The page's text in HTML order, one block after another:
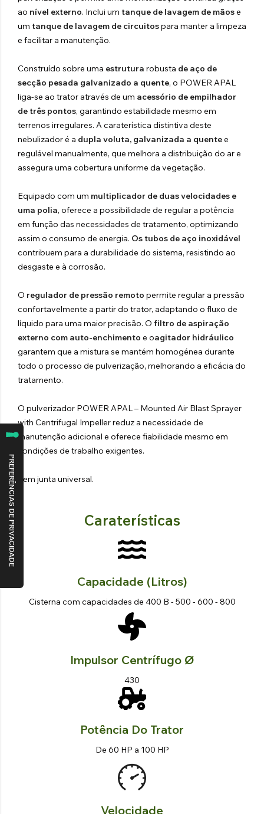
ao nível externo. Inclui um tanque de lavagem de mãose
um tanque de lavagem de circuitospara manter a limpeza
e facilitar a manutenção.
Construído sobre uma estrutura robusta de aço de
secção pesada galvanizado a quente, o POWER APAL
liga-se ao trator através de um acessório de empilhador
de três pontos, garantindo estabilidade mesmo em
terrenos irregulares. A caraterística distintiva deste
nebulizador é a dupla voluta, galvanizada a quentee
regulável manualmente, que melhora a distribuição do ar e
assegura uma cobertura uniforme da vegetação.
Equipado com um multiplicador de duas velocidades e
uma polia, oferece a possibilidade de regular a potência
em função das necessidades de tratamento, optimizando
assim o consumo de energia. Os tubos de aço inoxidável
contribuem para a durabilidade do sistema, resistindo ao
desgaste e à corrosão.
O regulador de pressão remoto permite regular a pressão
confortavelmente a partir do trator, adaptando o fluxo de
líquido para uma maior precisão. O filtro de aspiração
externo com auto-enchimento e oagitador hidráulico
garantem que a mistura se mantém homogénea durante
todo o processo de pulverização, melhorando a eficácia do
tratamento.
O pulverizador POWER APAL – Mounted Air Blast Sprayer
with Centrifugal Impeller reduz a necessidade de
manutenção adicional e oferece fiabilidade mesmo em
condições de trabalho exigentes.
Sem junta universal.
Caraterísticas
Capacidade (litros)
Cisterna com capacidades de 400 B - 500 - 600 - 800
Impulsor Centrífugo Ø
430
Potência Do Trator
De 60 HP a 100 HP
Velocidade